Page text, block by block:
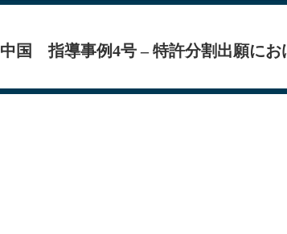
中国 指導事例4号 – 特許分割出願にお